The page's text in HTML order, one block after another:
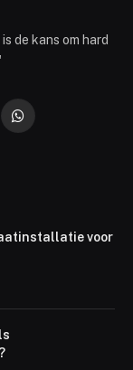
de kans om hard
WhatsApp
voor